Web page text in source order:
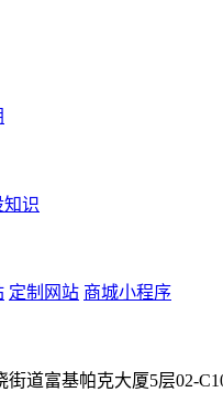
知识
定制网站 商城小程序
道富基帕克大厦5层02-